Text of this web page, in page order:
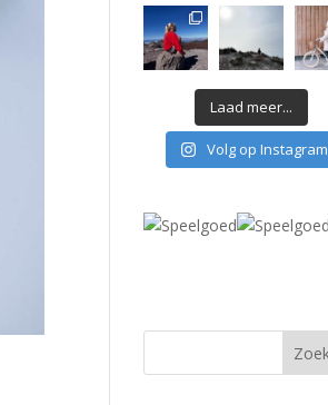
Laad meer...
Volg op Instagram